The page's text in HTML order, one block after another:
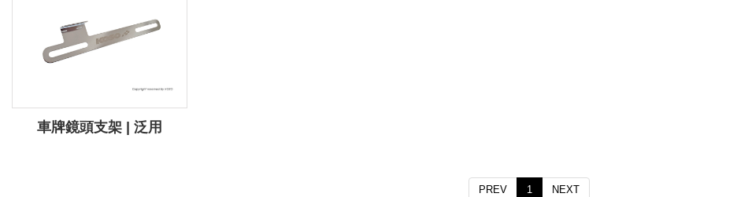
車牌鏡頭支架 | 泛用
PREV 1 NEXT